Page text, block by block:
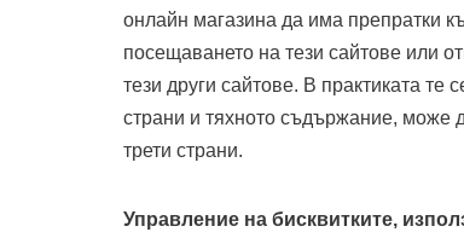
онлайн магазина да има препратки
посещаването на тези сайтове или
тези други сайтове. В практиката те
страни и тяхното съдържание, може
трети страни.
Управление на бисквитките,